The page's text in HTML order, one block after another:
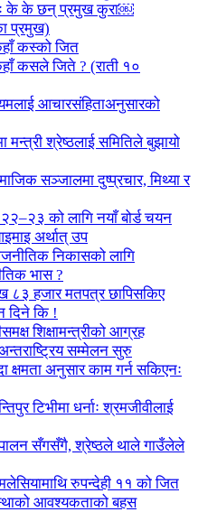
के के छन् प्रमुख कुरा￼
प्रमुख)
कस्को जित
कसले जिते ? (राती १०
आचारसंहिताअनुसारको
मन्त्री श्रेष्ठलाई समितिले बुझायो
सञ्जालमा दुष्प्रचार, मिथ्या र
को लागि नयाँ बोर्ड चयन
अर्थात् उप
निकासको लागि
भास ?
८३ हजार मतपत्र छापिसकिए
दिने कि !
शिक्षामन्त्रीको आग्रह
सम्मेलन सुरु
अनुसार काम गर्न सकिएनः
टिभीमा धर्नाः श्रमजीवीलाई
सँगसँगै, श्रेष्ठले थाले गाउँलेले
रुपन्देही ११ को जित
आवश्यकताको बहस